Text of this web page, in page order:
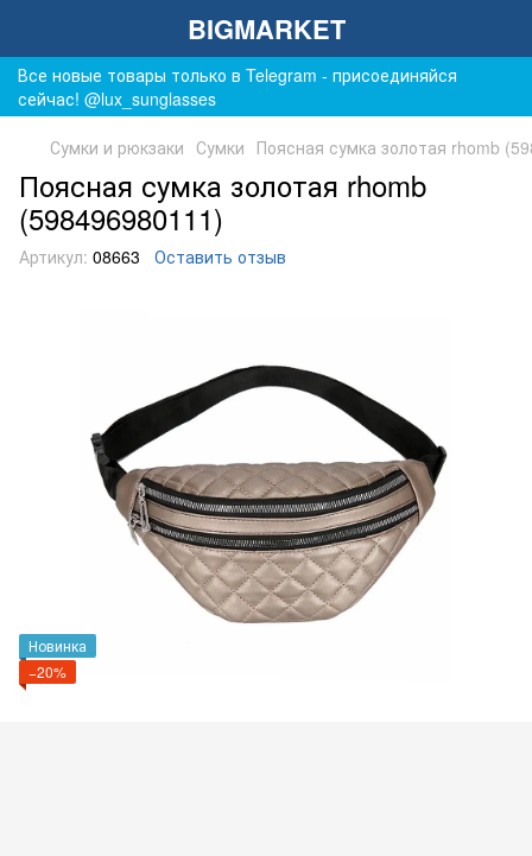
BIGMARKET
Все новые товары только в Telegram - присоединяйся
сейчас! @lux_sunglasses
Сумки и рюкзаки Сумки Поясная сумка золотая rhomb
Поясная сумка золотая rhomb
(598496980111)
Артикул: 08663 Оставить отзыв
Новинка
−20%